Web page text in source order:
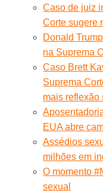
Caso de juiz
Corte sugere
Donald
na Suprema
Caso Brett
Suprema
mais reflexão
EUA abre
Assédios
milhões em
O momento
sexual